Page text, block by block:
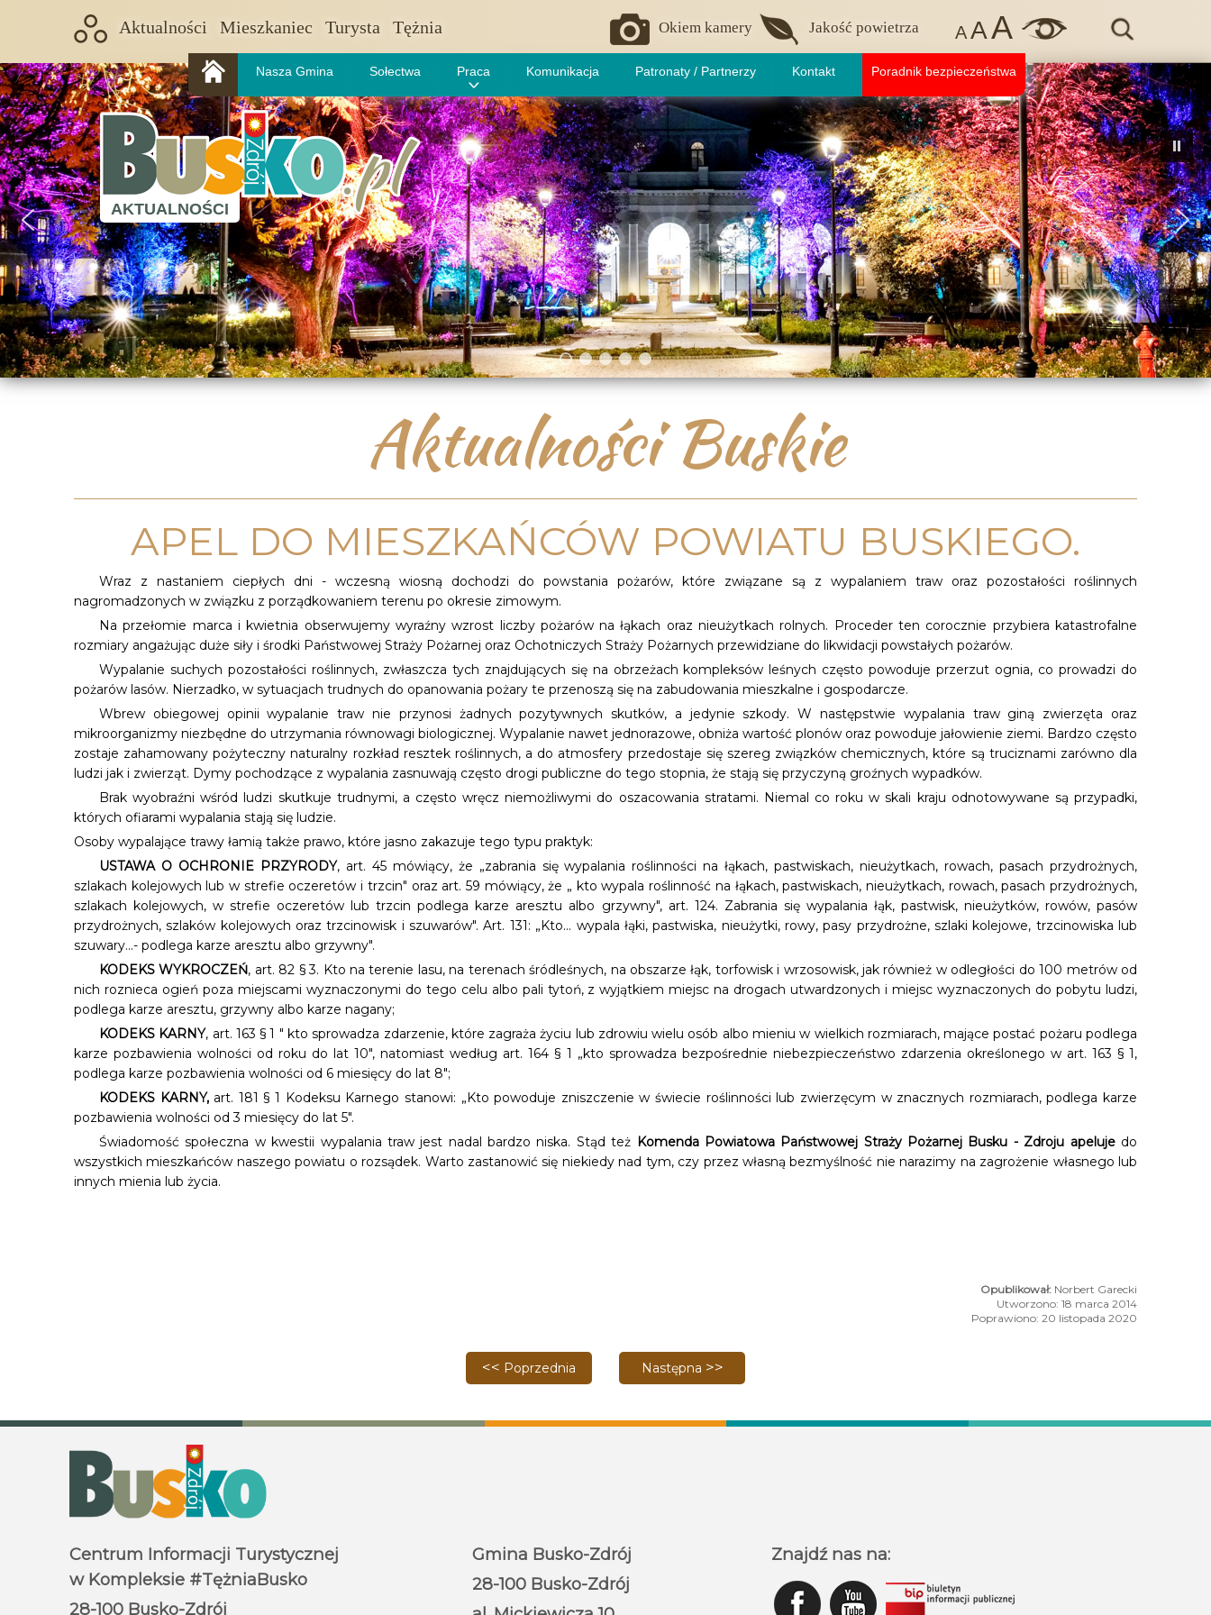
Aktualności Mieszkaniec Turysta Tężnia Okiem kamery Jakość powietrza AAA
AKTUALNOŚCI
Nasza Gmina Sołectwa Praca Komunikacja Patronaty / Partnerzy Kontakt Poradnik bezpieczeństwa
Aktualności Buskie
APEL DO MIESZKAŃCÓW POWIATU BUSKIEGO.
Wraz z nastaniem ciepłych dni - wczesną wiosną dochodzi do powstania pożarów, które związane są z wypalaniem traw oraz pozostałości roślinnych
nagromadzonych w związku z porządkowaniem terenu po okresie zimowym.
Na przełomie marca i kwietnia obserwujemy wyraźny wzrost liczby pożarów na łąkach oraz nieużytkach rolnych. Proceder ten corocznie przybiera katastrofalne
rozmiary angażując duże siły i środki Państwowej Straży Pożarnej oraz Ochotniczych Straży Pożarnych przewidziane do likwidacji powstałych pożarów.
Wypalanie suchych pozostałości roślinnych, zwłaszcza tych znajdujących się na obrzeżach kompleksów leśnych często powoduje przerzut ognia, co prowadzi do
pożarów lasów. Nierzadko, w sytuacjach trudnych do opanowania pożary te przenoszą się na zabudowania mieszkalne i gospodarcze.
Wbrew obiegowej opinii wypalanie traw nie przynosi żadnych pozytywnych skutków, a jedynie szkody. W następstwie wypalania traw giną zwierzęta oraz
mikroorganizmy niezbędne do utrzymania równowagi biologicznej. Wypalanie nawet jednorazowe, obniża wartość plonów oraz powoduje jałowienie ziemi. Bardzo często
zostaje zahamowany pożyteczny naturalny rozkład resztek roślinnych, a do atmosfery przedostaje się szereg związków chemicznych, które są truciznami zarówno dla
ludzi jak i zwierząt. Dymy pochodzące z wypalania zasnuwają często drogi publiczne do tego stopnia, że stają się przyczyną groźnych wypadków.
Brak wyobraźni wśród ludzi skutkuje trudnymi, a często wręcz niemożliwymi do oszacowania stratami. Niemal co roku w skali kraju odnotowywane są przypadki,
których ofiarami wypalania stają się ludzie.
Osoby wypalające trawy łamią także prawo, które jasno zakazuje tego typu praktyk:
USTAWA O OCHRONIE PRZYRODY, art. 45 mówiący, że „zabrania się wypalania roślinności na łąkach, pastwiskach, nieużytkach, rowach, pasach przydrożnych,
szlakach kolejowych lub w strefie oczeretów i trzcin" oraz art. 59 mówiący, że „ kto wypala roślinność na łąkach, pastwiskach, nieużytkach, rowach, pasach przydrożnych,
szlakach kolejowych, w strefie oczeretów lub trzcin podlega karze aresztu albo grzywny", art. 124. Zabrania się wypalania łąk, pastwisk, nieużytków, rowów, pasów
przydrożnych, szlaków kolejowych oraz trzcinowisk i szuwarów". Art. 131: „Kto... wypala łąki, pastwiska, nieużytki, rowy, pasy przydrożne, szlaki kolejowe, trzcinowiska lub
szuwary...- podlega karze aresztu albo grzywny".
KODEKS WYKROCZEŃ, art. 82 § 3. Kto na terenie lasu, na terenach śródleśnych, na obszarze łąk, torfowisk i wrzosowisk, jak również w odległości do 100 metrów od
nich roznieca ogień poza miejscami wyznaczonymi do tego celu albo pali tytoń, z wyjątkiem miejsc na drogach utwardzonych i miejsc wyznaczonych do pobytu ludzi,
podlega karze aresztu, grzywny albo karze nagany;
KODEKS KARNY, art. 163 § 1 " kto sprowadza zdarzenie, które zagraża życiu lub zdrowiu wielu osób albo mieniu w wielkich rozmiarach, mające postać pożaru podlega
karze pozbawienia wolności od roku do lat 10", natomiast według art. 164 § 1 „kto sprowadza bezpośrednie niebezpieczeństwo zdarzenia określonego w art. 163 § 1,
podlega karze pozbawienia wolności od 6 miesięcy do lat 8";
KODEKS KARNY,art. 181 § 1 Kodeksu Karnego stanowi: „Kto powoduje zniszczenie w świecie roślinności lub zwierzęcym w znacznych rozmiarach, podlega karze
pozbawienia wolności od 3 miesięcy do lat 5".
Świadomość społeczna w kwestii wypalania traw jest nadal bardzo niska. Stąd też Komenda Powiatowa Państwowej Straży Pożarnej Busku - Zdroju apelujedo
wszystkich mieszkańców naszego powiatu o rozsądek. Warto zastanowić się niekiedy nad tym, czy przez własną bezmyślność nie narazimy na zagrożenie własnego lub
innych mienia lub życia.
Norbert Garecki
Utworzono: 18 marca 2014
Poprawiono: 20 listopada 2020
Poprzednia strona: Nabór wniosków dla przedsiębiorców i osób fizycznych, produkcja i sprzedaż energii.
Poprzednia Następna strona: Biblioteka na miarę XXI wieku!
Następna
Centrum Informacji Turystycznej
w Kompleksie #TężniaBusko
28-100 Busko-Zdrój
Gmina Busko-Zdrój
28-100 Busko-Zdrój
Znajdź nas na: